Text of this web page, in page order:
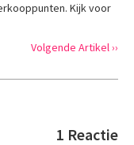
Kijk voor
Volgende Artikel ››
1 Reactie